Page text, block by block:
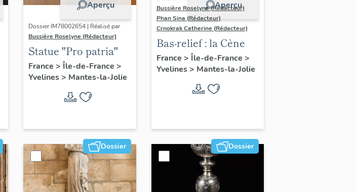
Aperçu
Dossier IM78002654 | Réalisé par
Bussière Roselyne (Rédacteur)
Statue "Pro patria"
France > Île-de-France >
Yvelines> Mantes-la-Jolie
Aperçu
Bussière Roselyne (Rédacteur)
Phan Sina (Rédacteur)
Crnokrak Catherine (Rédacteur)
Bas-relief : la Cène
France > Île-de-France >
Yvelines> Mantes-la-Jolie
Dossier Dossier